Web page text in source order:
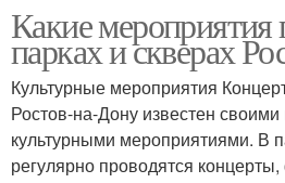
Какие мероприятия
парках и скверах
Культурные мероприятия
Ростов-на-Дону известен
культурными мероприятиями. В
регулярно проводятся